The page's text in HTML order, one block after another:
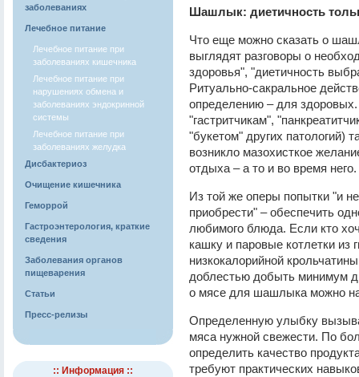
заболеваниях
Лечебное питание
Лечебное питание при
заболеваниях кишечника
Лечебное питание при
нарушениях обмена и
заболеваниях эндокринной
системы
Лечебное питание при
заболеваниях желудка
Дисбактериоз
Очищение кишечника
Геморрой
Гастроэнтерология, краткие
сведения
Заболевания органов
пищеварения
Статьи
Пресс-релизы
:: Информация ::
Шашлык: диетичность
Что еще можно сказать о
выглядят разговоры о
здоровья", "диетичность
Ритуально-сакральное
определению – для
"гастритчикам",
"букетом" других патологий)
возникло мазохисткое
отдыха – а то и во время него.
Из той же оперы попытки "и
приобрести" – обеспечить
любимого блюда. Если кто
кашку и паровые котлетки из
низкокалорийной
доблестью добыть минимум
о мясе для шашлыка можно
Определенную улыбку
мяса нужной свежести. По
определить качество
требуют практических